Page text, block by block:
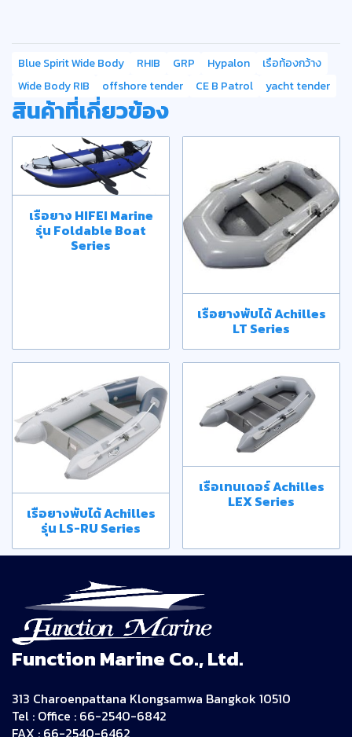
Blue Spirit Wide Body RHIB GRP Hypalon
เรือท้องกว้าง
Wide Body RIB
offshore tender CE B Patrol yacht tender
สินค้าที่เกี่ยวข้อง
เรือยาง HIFEI Marine
รุ่น Foldable Boat
Series
เรือยางพับได้ Achilles
LT Series
เรือยางพับได้ Achilles
รุ่น LS-RU Series
เรือเทนเดอร์ Achilles
LEX Series
Function Marine Co., Ltd.
313 Charoenpattana Klongsamwa Bangkok 10510
Tel : Office : 66-2540-6842
FAX : 66-2540-6462